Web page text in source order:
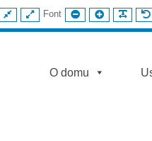
FIKSNI
IZGLED
ŠIROKI
IZGLED
Font
MANJI
FONT
VEĆI
FONT
O domu